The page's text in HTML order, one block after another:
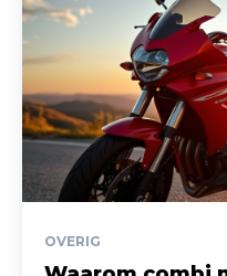
OVERIG